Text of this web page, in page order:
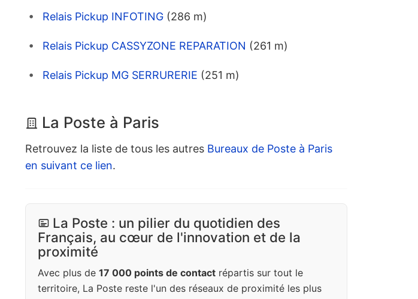
Relais Pickup INFOTING (286 m)
Relais Pickup CASSYZONE REPARATION (261 m)
Relais Pickup MG SERRURERIE (251 m)
La Poste à Paris
Retrouvez la liste de tous les autres Bureaux de Poste à Paris
en suivant ce lien.
La Poste : un pilier du quotidien des
Français, au cœur de l'innovation et de la
proximité
Avec plus de 17 000 points de contact répartis sur tout le
territoire, La Poste reste l'un des réseaux de proximité les plus